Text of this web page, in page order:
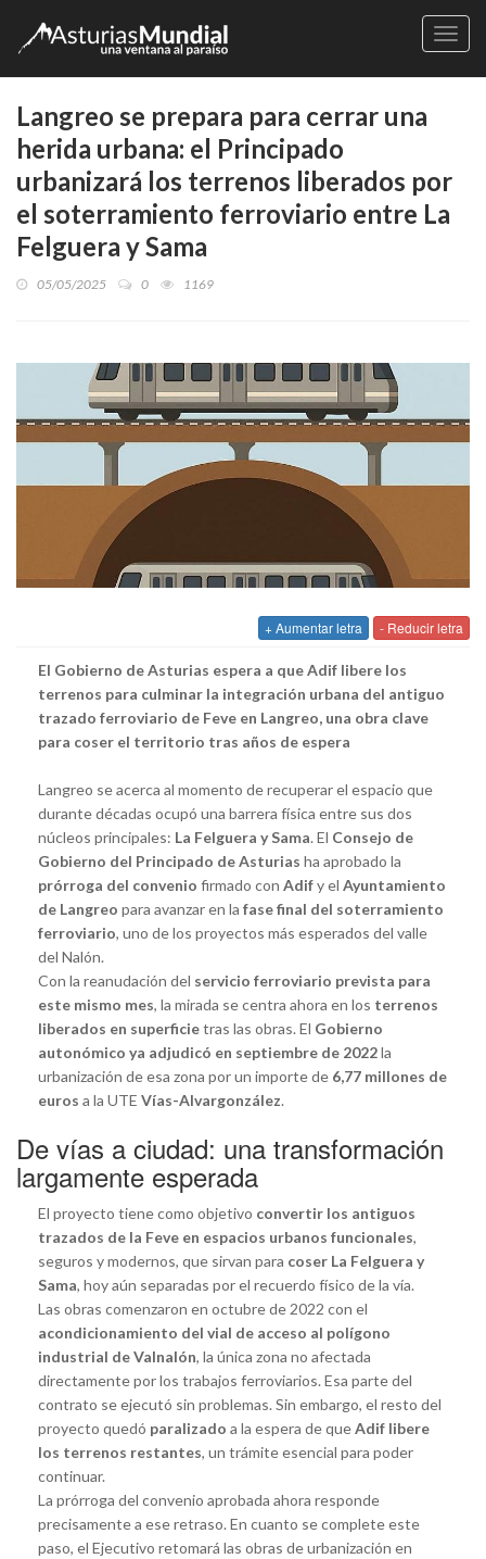
Langreo se prepara para cerrar una
herida urbana: el Principado
urbanizará los terrenos liberados por
el soterramiento ferroviario entre La
Felguera y Sama
05/05/2025 0 1169
+ Aumentar letra - Reducir letra
El Gobierno de Asturias espera a que Adif libere los
terrenos para culminar la integración urbana del antiguo
trazado ferroviario de Feve en Langreo, una obra clave
para coser el territorio tras años de espera
Langreo se acerca al momento de recuperar el espacio que
durante décadas ocupó una barrera física entre sus dos
núcleos principales: La Felguera y Sama. El Consejo de
Gobierno del Principado de Asturias ha aprobado la
prórroga del convenio firmado con Adify el Ayuntamiento
de Langreo para avanzar en la fase final del soterramiento
ferroviario, uno de los proyectos más esperados del valle
del Nalón.
Con la reanudación del servicio ferroviario prevista para
este mismo mes, la mirada se centra ahora en los terrenos
liberados en superficietras las obras. El Gobierno
autonómico ya adjudicó en septiembre de 2022la
urbanización de esa zona por un importe de 6,77 millones de
euros a la UTE Vías-Alvargonzález.
De vías a ciudad: una transformación
largamente esperada
El proyecto tiene como objetivo convertir los antiguos
trazados de la Feve en espacios urbanos funcionales,
seguros y modernos, que sirvan para coser La Felguera y
Sama, hoy aún separadas por el recuerdo físico de la vía.
Las obras comenzaron en octubre de 2022 con el
acondicionamiento del vial de acceso al polígono
industrial de Valnalón, la única zona no afectada
directamente por los trabajos ferroviarios. Esa parte del
contrato se ejecutó sin problemas. Sin embargo, el resto del
proyecto quedó paralizado a la espera de queAdif libere
los terrenos restantes, un trámite esencial para poder
continuar.
La prórroga del convenio aprobada ahora responde
precisamente a ese retraso. En cuanto se complete este
paso, el Ejecutivo retomará las obras de urbanización en